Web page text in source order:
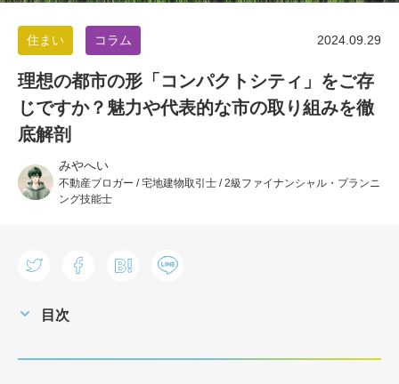
2024.09.29
住まい コラム
理想の都市の形「コンパクトシティ」をご存
じですか？魅力や代表的な市の取り組みを徹
底解剖
みやへい
不動産ブロガー / 宅地建物取引士 / 2級ファイナンシャル・プランニ
ング技能士
目次